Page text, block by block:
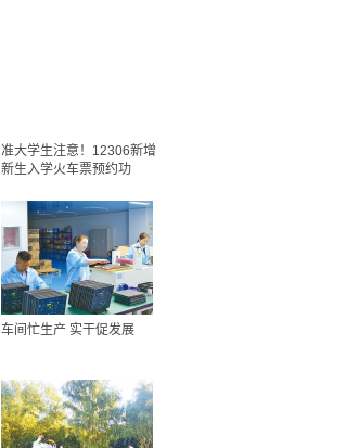
准大学生注意！12306新增
新生入学火车票预约功
车间忙生产 实干促发展